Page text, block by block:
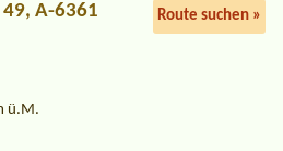
A-6361 Route suchen »
ü.M.